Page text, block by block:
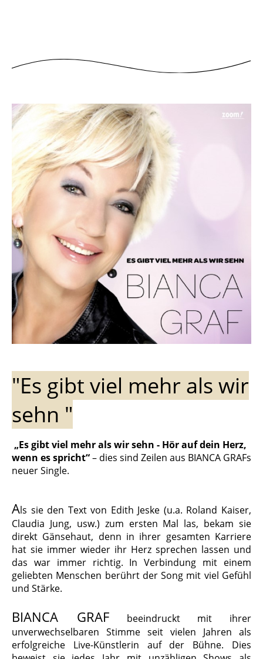
"Es gibt viel mehr als wir
sehn "
„Es gibt viel mehr als wir sehn - Hör auf dein Herz,
wenn es spricht“– dies sind Zeilen aus BIANCA GRAFs
neuer Single.
Als sie den Text von Edith Jeske (u.a. Roland Kaiser,
Claudia Jung, usw.) zum ersten Mal las, bekam sie
direkt Gänsehaut, denn in ihrer gesamten Karriere
hat sie immer wieder ihr Herz sprechen lassen und
das war immer richtig. In Verbindung mit einem
geliebten Menschen berührt der Song mit viel Gefühl
und Stärke.
BIANCA GRAFbeeindruckt mit ihrer
unverwechselbaren Stimme seit vielen Jahren als
erfolgreiche Live-Künstlerin auf der Bühne. Dies